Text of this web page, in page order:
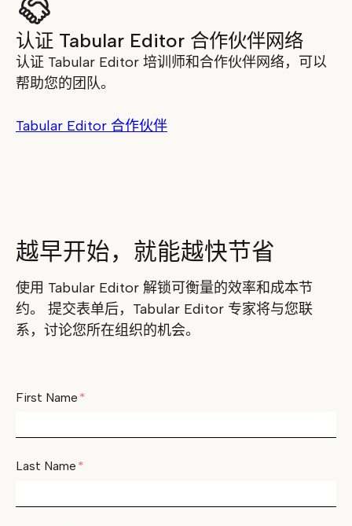
认证 Tabular Editor 合作伙伴网络
认证 Tabular Editor 培训师和合作伙伴网络，可以
帮助您的团队。
Tabular Editor 合作伙伴
越早开始，就能越快节省
使用 Tabular Editor 解锁可衡量的效率和成本节
约。 提交表单后，Tabular Editor 专家将与您联
系，讨论您所在组织的机会。
First Name *
Last Name *